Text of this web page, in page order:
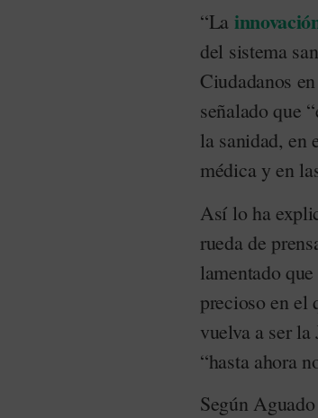
“La
del sistema
Ciudadanos
señalado que
la sanidad, en
médica y en
Así lo ha
rueda de
lamentado
precioso en el
vuelva a ser
“hasta ahora
Según